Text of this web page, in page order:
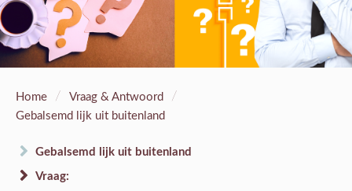
Home / Vraag & Antwoord /
Gebalsemd lijk uit buitenland
Gebalsemd lijk uit buitenland
Vraag: